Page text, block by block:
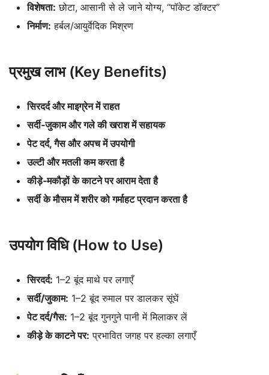
विशेषता: छोटा, आसानी से ले जाने योग्य, “पॉकेट डॉक्टर”
निर्माण: हर्बल/आयुर्वेदिक मिश्रण
प्रमुख लाभ (Key Benefits)
सिरदर्द और माइग्रेन में राहत
सर्दी‑जुकाम और गले की खराश में सहायक
पेट दर्द, गैस और अपच में उपयोगी
उल्टी और मतली कम करता है
कीड़े‑मकौड़ों के काटने पर आराम देता है
सर्दी के मौसम में शरीर को गर्माहट प्रदान करता है
उपयोग विधि (How to Use)
सिरदर्द: 1–2 बूंद माथे पर लगाएँ
सर्दी/जुकाम: 1–2 बूंद रुमाल पर डालकर सूंघें
पेट दर्द/गैस: 1–2 बूंद गुनगुने पानी में मिलाकर लें
कीड़े के काटने पर: प्रभावित जगह पर हल्का लगाएँ